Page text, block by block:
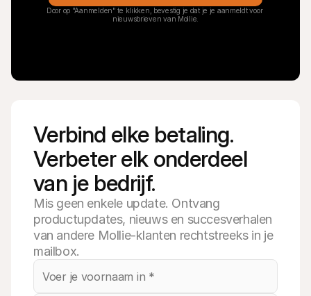
Door op "Aanmelden" te klikken, bevestig je dat je je aanmeldt voor
nieuwsbrieven van Mollie.
Verbind elke betaling.
Verbeter elk onderdeel
van je bedrijf.
Mis geen enkele update. Ontvang
productupdates, nieuws en succesverhalen
van andere Mollie-klanten rechtstreeks in je
mailbox.